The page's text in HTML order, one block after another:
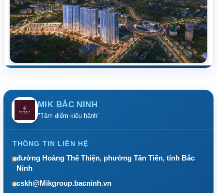
MIK BẮC NINH
"Tâm điểm kiêu hãnh"
THÔNG TIN LIÊN HỆ
đường Hoàng Thế Thiện, phường Tân Tiến, tỉnh Bắc
Ninh
cskh@Mikgroup.bacninh.vn